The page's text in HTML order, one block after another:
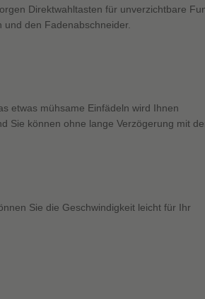
Direktwahltasten für unverzichtbare
und den Fadenabschneider.
etwas mühsame Einfädeln wird Ihnen
Sie können ohne lange Verzögerung mit
Sie die Geschwindigkeit leicht für Ihr